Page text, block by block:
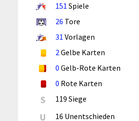
151 Spiele
26 Tore
31 Vorlagen
2Gelbe Karten
0 Gelb-Rote Karten
0 Rote Karten
S 119 Siege
U 16 Unentschieden